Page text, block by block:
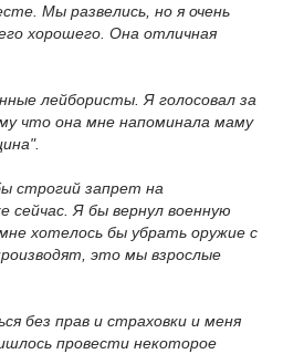
Мы развелись, но я очень
хорошего. Она отличная
лейбористы. Я голосовал за
что она мне напоминала маму
строгий запрет на
сейчас. Я бы вернул военную
хотелось бы убрать оружие с
это мы взрослые
без прав и страховки и меня
провести некоторое